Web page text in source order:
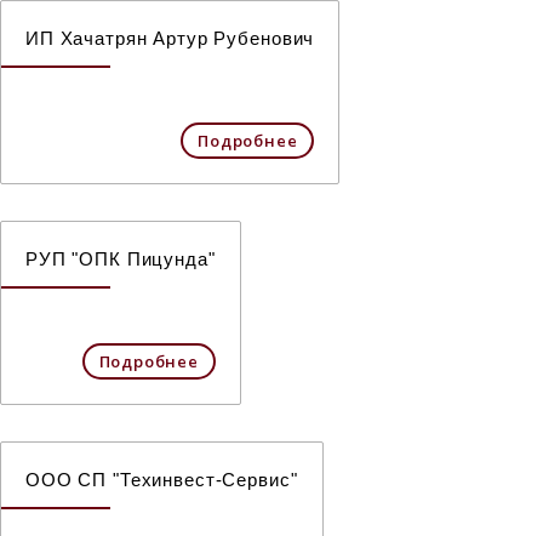
ИП Хачатрян Артур Рубенович
Подробнее
РУП "ОПК Пицунда"
Подробнее
ООО СП "Техинвест-Сервис"